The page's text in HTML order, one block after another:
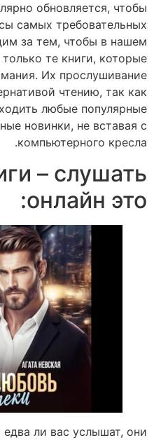
обновляется, чтобы
самых требовательных
за тем, чтобы в нашем
только те книги, которые
Их прослушивание
чтению, так как
любые популярные
новинки, не вставая с
компьютерного кресла.
– слушать
онлайн это:
ли вас услышат, они